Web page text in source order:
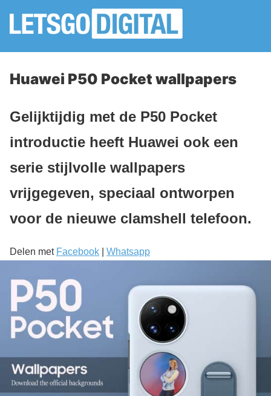
Huawei P50 Pocket wallpapers
Gelijktijdig met de P50 Pocket
introductie heeft Huawei ook een
serie stijlvolle wallpapers
vrijgegeven, speciaal ontworpen
voor de nieuwe clamshell telefoon.
Delen met Facebook Whatsapp